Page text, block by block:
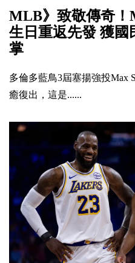
MLB》致敬傳奇！
生日重返先發 獲國
掌
多倫多藍鳥3屆塞揚強投Max
癒復出，這是......